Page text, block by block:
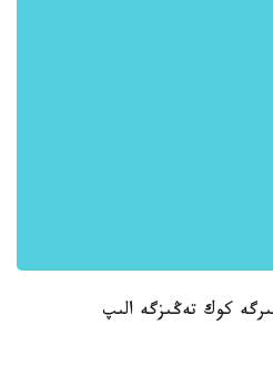
كوك تەڭىزگە الىپ